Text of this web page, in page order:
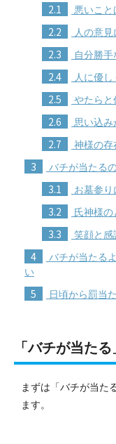
2.1 悪いこと
2.2 人の意
2.3 自分勝手
2.4 人に優
2.5 やたらと
2.6 思い込み
2.7 神様の存
3 バチが当たる
3.1 お墓参り
3.2 氏神様の
3.3 笑顔と感
4
バチが当たる
い
5 日頃から罰当
「バチが当た
まずは「バチが当た
ます。